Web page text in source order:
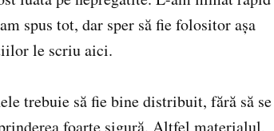
spus tot, dar sper să fie folositor așa
le scriu aici.
trebuie să fie bine distribuit, fără să se